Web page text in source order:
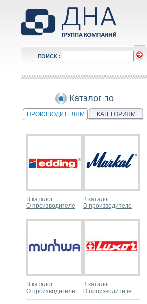
ПОИСК :
Каталог по
ПРОИЗВОДИТЕЛЯМ КАТЕГОРИЯМ
В каталог
О производителе
В каталог
О производителе
В каталог
О производителе
В каталог
О производителе